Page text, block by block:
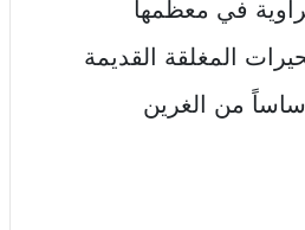
في معظمها
المغلقة القديمة
من الغرين